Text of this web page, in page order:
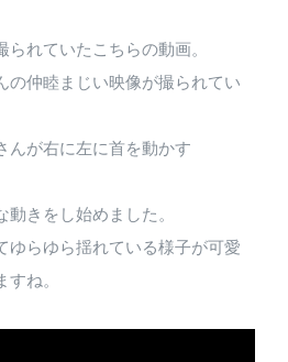
れていたこちらの動画。
の仲睦まじい映像が撮られてい
んが右に左に首を動かす
きをし始めました。
ゆらゆら揺れている様子が可愛
ね。